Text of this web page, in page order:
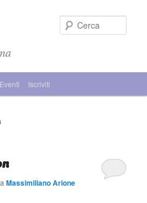
Eventi Iscriviti
Massimiliano Arione